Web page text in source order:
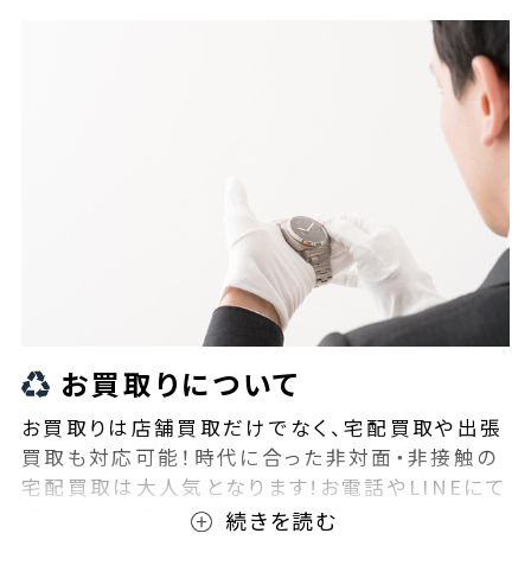
お買取りについて
お買取りは店舗買取だけでなく、宅配買取や出張
買取も対応可能！時代に合った非対面・非接触の
宅配買取は大人気となります!お電話やLINEにて
事前査定が可能となっております！また無料の宅